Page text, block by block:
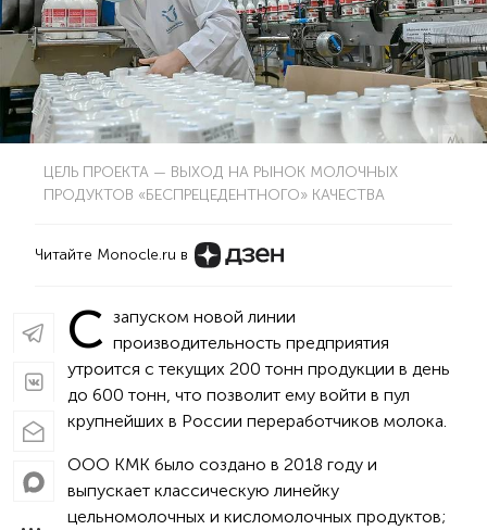
ЦЕЛЬ ПРОЕКТА — ВЫХОД НА РЫНОК МОЛОЧНЫХ
ПРОДУКТОВ «БЕСПРЕЦЕДЕНТНОГО» КАЧЕСТВА
Читайте Monocle.ru в
С запуском новой линии
производительность предприятия
утроится с текущих 200 тонн продукции в день
до 600 тонн, что позволит ему войти в пул
крупнейших в России переработчиков молока.
ООО КМК было создано в 2018 году и
выпускает классическую линейку
цельномолочных и кисломолочных продуктов;